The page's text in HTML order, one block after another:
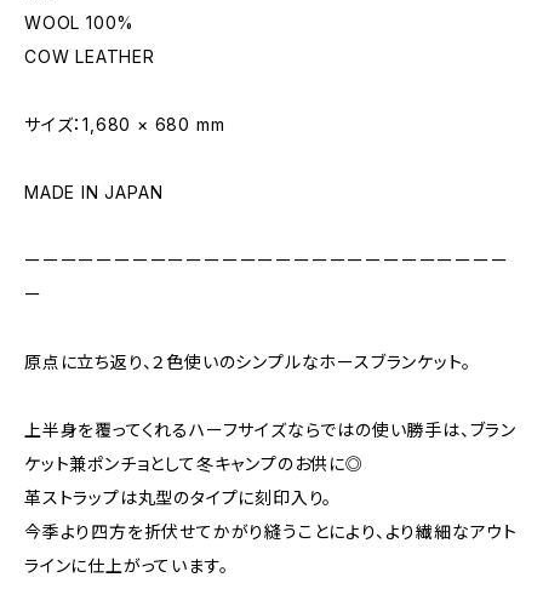
WOOL 100%
COW LEATHER
サイズ：1,680 × 680 mm
MADE IN JAPAN
ーーーーーーーーーーーーーーーーーーーーーーーーーーー
ー
原点に立ち返り、２色使いのシンプルなホースブランケット。
上半身を覆ってくれるハーフサイズならではの使い勝手は、ブラン
ケット兼ポンチョとして冬キャンプのお供に◎
革ストラップは丸型のタイプに刻印入り。
今季より四方を折伏せてかがり縫うことにより、より繊細なアウト
ラインに仕上がっています。